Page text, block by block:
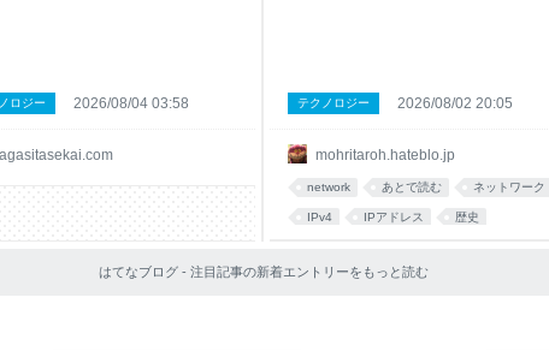
。 不意打ちだったし、どうして？
たが、確かそのあたりにはフォー
えている。ひょっとするとアメリ
のか、いくらでも理由はありそう
ロジー 2026/08/04 03:58
mohritaroh.hateblo.jp
バックアドレスは127.0.0.1というひとつ
のIPアドレスではなく、127.0.0.0/8とい
て、Linuxなどでは127.で始まる1677万
7216個のIPv4アドレスどれにpingしても
用者には常識的な話で恐縮だが、すぐ頭
ね？」ということ。いや
テクノロジー 2026/08/02 20:05
network あとで読む ネットワーク
IPv4 IPアドレス 歴史
ネット
はてなブログ - 注目記事の新着エントリーをもっと読む